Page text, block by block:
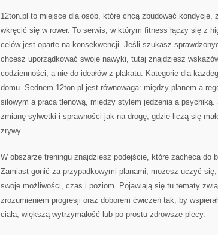
12ton.pl to miejsce dla osób, które chcą zbudować kondycję,
wkręcić się w rower. To serwis, w którym fitness łączy się z
celów jest oparte na konsekwencji. Jeśli szukasz
chcesz uporządkować swoje nawyki, tutaj znajdziesz
codzienności, a nie do ideałów z plakatu. Kategorie dla
domu. Sednem 12ton.pl jest równowaga: między planem a
siłowym a pracą tlenową, między stylem jedzenia a
zmianę sylwetki i sprawności jak na drogę, gdzie liczą się
zrywy.
W obszarze treningu znajdziesz podejście, które zachęca do
Zamiast gonić za przypadkowymi planami, możesz uczyć się,
swoje możliwości, czas i poziom. Pojawiają się tu tematy
zrozumieniem progresji oraz doborem ćwiczeń tak, by
ciała, większą wytrzymałość lub po prostu zdrowsze plecy.